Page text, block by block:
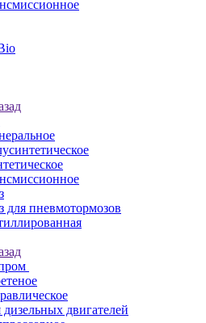
для пневмотормозов
дизельных двигателей